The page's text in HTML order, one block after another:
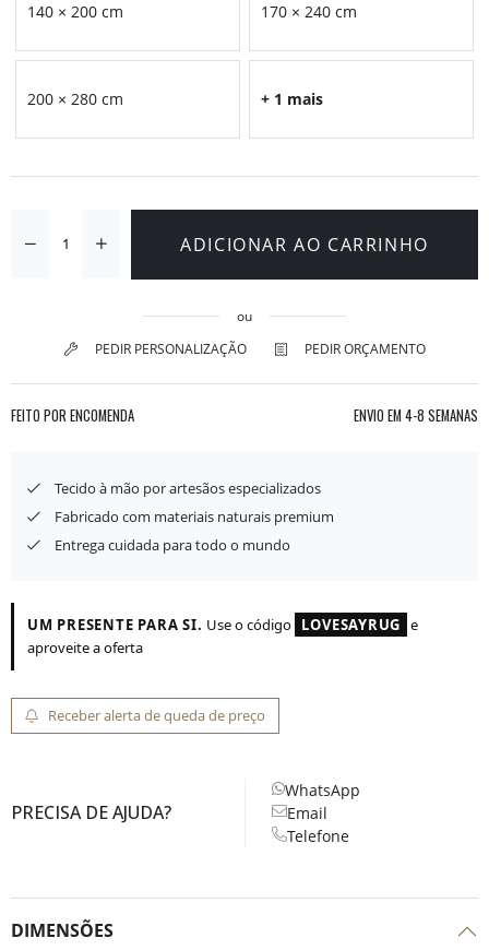
140 × 200 cm 170 × 240 cm
200 × 280 cm + 1 mais
ADICIONAR AO CARRINHO
ou
PEDIR PERSONALIZAÇÃO
PEDIR ORÇAMENTO
FEITO POR ENCOMENDA ENVIO EM 4-8 SEMANAS
Tecido à mão por artesãos especializados
Fabricado com materiais naturais premium
Entrega cuidada para todo o mundo
UM PRESENTE PARA SI. Use o código LOVESAYRUG e
aproveite a oferta
Receber alerta de queda de preço
PRECISA DE AJUDA?
WhatsApp
Email
Telefone
DIMENSÕES